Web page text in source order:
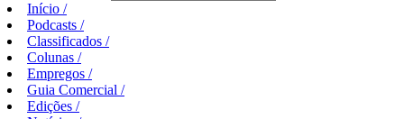
Início /
Podcasts /
Classificados /
Colunas /
Empregos /
Guia Comercial /
Edições /